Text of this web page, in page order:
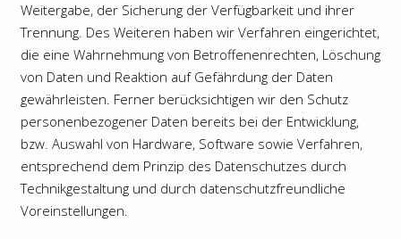
Weitergabe, der Sicherung der Verfügbarkeit und ihrer
Trennung. Des Weiteren haben wir Verfahren eingerichtet,
die eine Wahrnehmung von Betroffenenrechten, Löschung
von Daten und Reaktion auf Gefährdung der Daten
gewährleisten. Ferner berücksichtigen wir den Schutz
personenbezogener Daten bereits bei der Entwicklung,
bzw. Auswahl von Hardware, Software sowie Verfahren,
entsprechend dem Prinzip des Datenschutzes durch
Technikgestaltung und durch datenschutzfreundliche
Voreinstellungen.